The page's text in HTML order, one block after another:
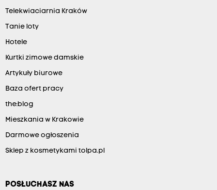
Telekwiaciarnia Kraków
Tanie loty
Hotele
Kurtki zimowe damskie
Artykuły biurowe
Baza ofert pracy
the:blog
Mieszkania w Krakowie
Darmowe ogłoszenia
Sklep z kosmetykami tolpa.pl
POSŁUCHASZ NAS